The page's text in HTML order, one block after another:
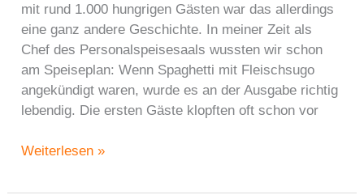
mit rund 1.000 hungrigen Gästen war das allerdings
eine ganz andere Geschichte. In meiner Zeit als
Chef des Personalspeisesaals wussten wir schon
am Speiseplan: Wenn Spaghetti mit Fleischsugo
angekündigt waren, wurde es an der Ausgabe richtig
lebendig. Die ersten Gäste klopften oft schon vor
Kantinengerichte:
mit
Weiterlesen »